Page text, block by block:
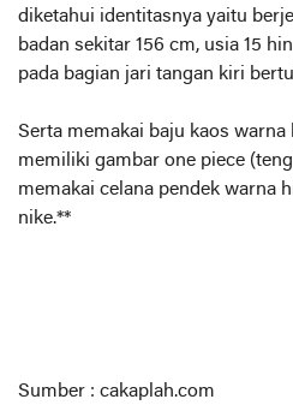
diketahui identitasnya yaitu
badan sekitar 156 cm, usia 15
pada bagian jari tangan kiri
Serta memakai baju kaos
memiliki gambar one piece
memakai celana pendek warna
nike.**
Sumber : cakaplah.com